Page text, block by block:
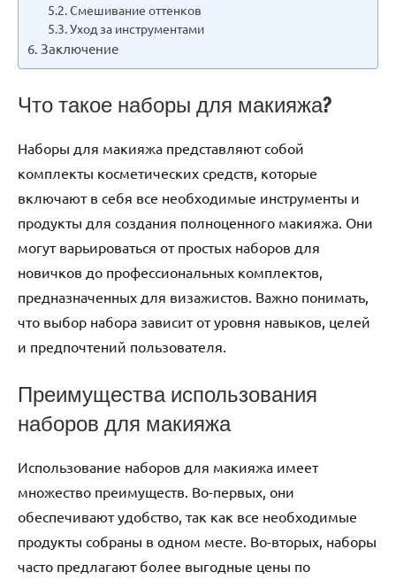
Смешивание оттенков
Уход за инструментами
Заключение
Что такое наборы для макияжа?
Наборы для макияжа представляют собой
комплекты косметических средств, которые
включают в себя все необходимые инструменты и
продукты для создания полноценного макияжа. Они
могут варьироваться от простых наборов для
новичков до профессиональных комплектов,
предназначенных для визажистов. Важно понимать,
что выбор набора зависит от уровня навыков, целей
и предпочтений пользователя.
Преимущества использования
наборов для макияжа
Использование наборов для макияжа имеет
множество преимуществ. Во-первых, они
обеспечивают удобство, так как все необходимые
продукты собраны в одном месте. Во-вторых, наборы
часто предлагают более выгодные цены по